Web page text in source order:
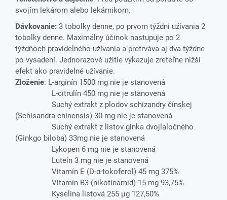
svojím lekárom alebo lekárnikom.
Dávkovanie: 3 tobolky denne, po prvom týždni užívania 2
tobolky denne. Maximálny účinok nastupuje po 2
týždňoch pravidelného užívania a pretrváva aj dva týždne
po vysadení. Jednorazové užitie vykazuje zreteľne nižší
efekt ako pravidelné užívanie.
Zloženie: L-arginín 1500 mg nie je stanovená
L-citrulín 450 mg nie je stanovená
Suchý extrakt z plodov schizandry čínskej
(Schisandra chinensis) 30 mg nie je stanovená
Suchý extrakt z listov ginka dvojlaločného
(Ginkgo biloba) 33mg nie je stanovená
Lykopen 6 mg nie je stanovená
Luteín 3 mg nie je stanovená
Vitamín E (D-α-tokoferol) 45 mg 375%
Vitamín B3 (nikotínamid) 15 mg 93,75%
Kyselina listová 255 μg 127,50%